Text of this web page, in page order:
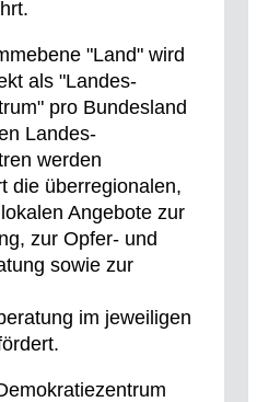
"Land" wird
als "Landes-
pro Bundesland
Landes-
werden
die überregionalen,
Angebote zur
zur Opfer- und
sowie zur
im jeweiligen